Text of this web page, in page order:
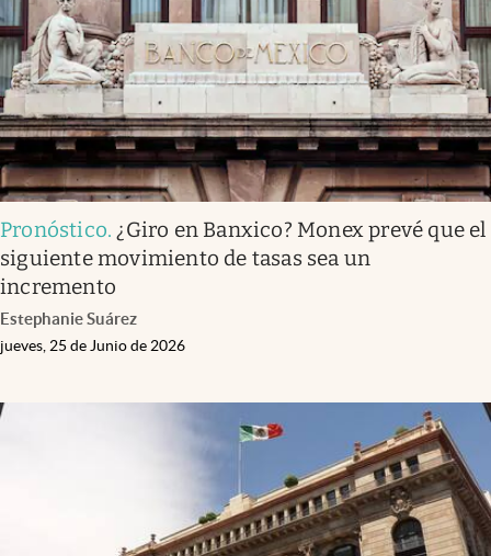
Clima
Espiritualidad
Mediakit
abre en nueva pestaña
México
Pronóstico. ¿Giro en Banxico? Monex prevé que el
siguiente movimiento de tasas sea un
incremento
Estephanie Suárez
jueves, 25 de Junio de 2026